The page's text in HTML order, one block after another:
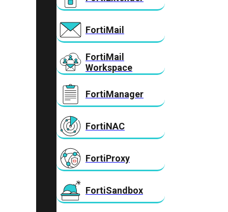
FortiMail
FortiMail
Workspace
FortiManager
FortiNAC
FortiProxy
FortiSandbox